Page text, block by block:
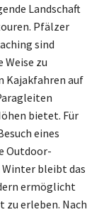
Landschaft
Pfälzer
sind
zu
Kajakfahren auf
bietet. Für
eines
Outdoor-
bleibt das
ermöglicht
zu erleben. Nach